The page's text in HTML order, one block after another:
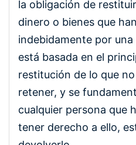
la obligación de
dinero o bienes que
indebidamente por
está basada en el
restitución de lo que
retener, y se
cualquier persona que
tener derecho a ello,